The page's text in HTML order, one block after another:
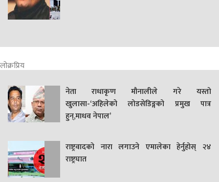
लोक्रप्रिय
नेता राधाकृण मौनालीले गरे यस्तो
खुलासा-‘अहिलेको लोडसेडिङ्गको प्रमुख पात्र
हुन्,माधव नेपाल’
राष्ट्रवादको नारा लगाउने एमालेका हेर्नुहोस् २४
राष्ट्रघात